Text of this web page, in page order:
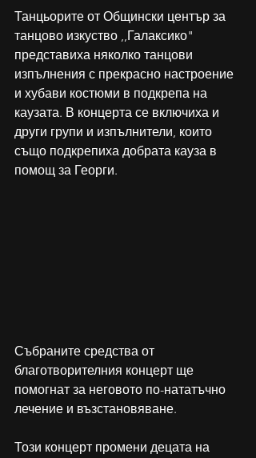
Танцьорите от Общински център за
танцово изкуство ,,Галаксико"
представиха няколко танцови
изпълнения с прекрасно настроение
и хубави костюми в подкрепа на
каузата. В концерта се включиха и
други групи и изпълнители, които
също подкрепиха добрата кауза в
помощ за Георги.
Събраните средства от
благотворителния концерт ще
помогнат за неговото по-нататъчно
лечение и възстановяване.
Този концерт промени децата на